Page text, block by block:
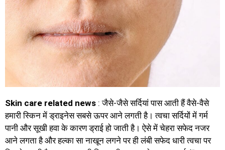
Skin care related news : जैसे-जैसे सर्दियां पास आती हैं वैसे-वैसे
हमारी स्किन में ड्राइनेस सबसे ऊपर आने लगती है। त्वचा सर्दियों में गर्म
पानी और सूखी हवा के कारण ड्राई हो जाती है। ऐसे में चेहरा सफेद नजर
आने लगता है और हल्का सा नाखून लगने पर ही लंबी सफेद धारी त्वचा पर